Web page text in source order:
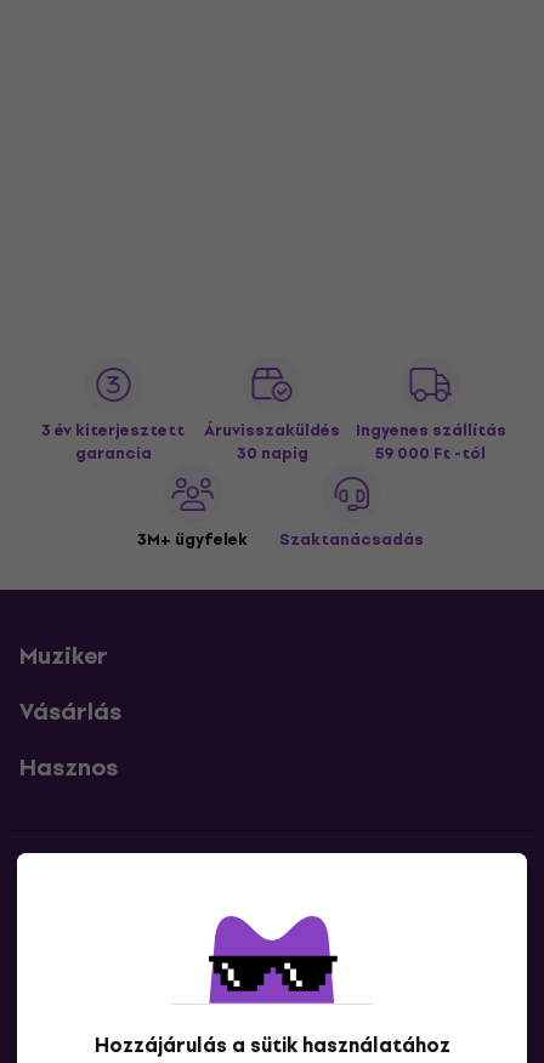
Hozzájárulás a sütik használatához
3 év kiterjesztett
garancia
Áruvisszaküldés
30 napig
Ingyenes szállítás
59 000 Ft -tól
3M+ ügyfelek Szaktanácsadás
Muziker
Vásárlás
Hasznos
Lépj kapcsolatba velünk